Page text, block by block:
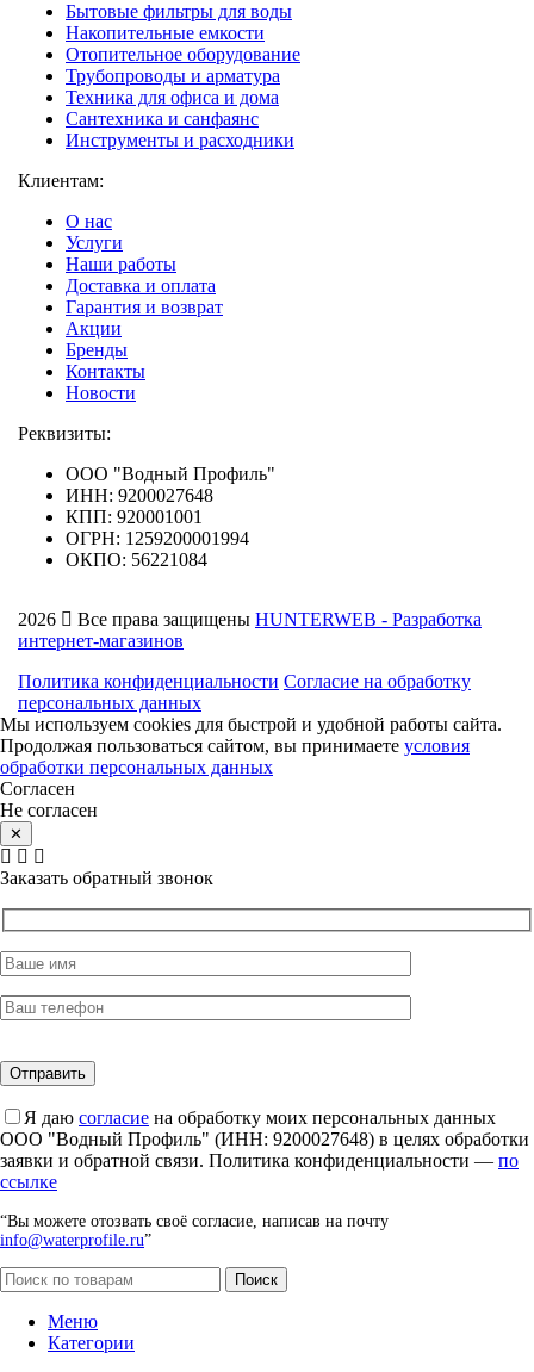
Бытовые фильтры для воды
Накопительные емкости
Отопительное оборудование
Трубопроводы и арматура
Техника для офиса и дома
Сантехника и санфаянс
Инструменты и расходники
Клиентам:
О нас
Услуги
Наши работы
Доставка и оплата
Гарантия и возврат
Акции
Бренды
Контакты
Новости
Реквизиты:
ООО "Водный Профиль"
ИНН: 9200027648
КПП: 920001001
ОГРН: 1259200001994
ОКПО: 56221084
2026 Все права защищены HUNTERWEB - Разработка
интернет-магазинов
Политика конфиденциальности Согласие на обработку
персональных данных
Мы используем cookies для быстрой и удобной работы сайта.
Продолжая пользоваться сайтом, вы принимаете условия
обработки персональных данных
Согласен
Не согласен
✕
Заказать обратный звонок
Я даю согласие на обработку моих персональных данных
ООО "Водный Профиль" (ИНН: 9200027648) в целях обработки
заявки и обратной связи. Политика конфиденциальности — по
ссылке
“Вы можете отозвать своё согласие, написав на почту
info@waterprofile.ru”
Поиск
Меню
Категории